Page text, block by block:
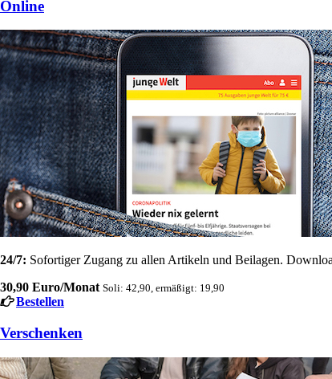
Online
24/7: Sofortiger Zugang zu allen Artikeln und Beilagen.
30,90 Euro/Monat Soli: 42,90, ermäßigt: 19,90
Bestellen
Verschenken